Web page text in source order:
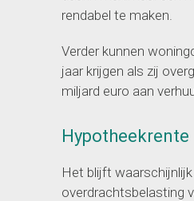
rendabel te maken.
Verder kunnen
jaar krijgen als zij
miljard euro aan
Hypotheekrente
Het blijft
overdrachtsbelasting